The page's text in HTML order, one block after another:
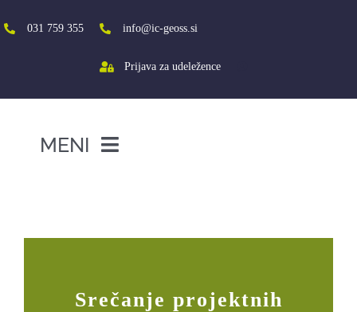
to
content
031 759 355 info@ic-geoss.si
Prijava za udeležence
MENI
Srečanje projektnih